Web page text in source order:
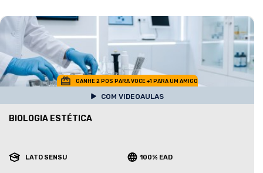
GANHE 2 POS PARA VOCE +1 PARA UM AMIGO
COM VIDEOAULAS
BIOLOGIA ESTÉTICA
LATO SENSU 100% EAD